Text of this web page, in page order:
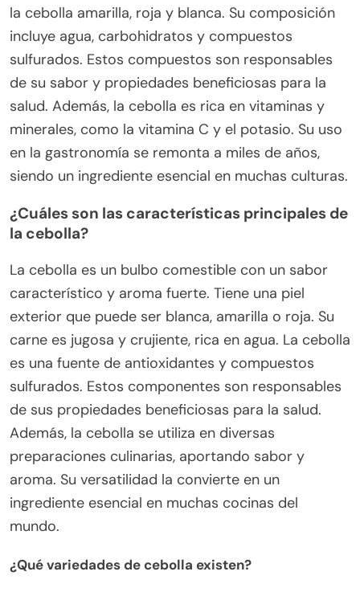
la cebolla amarilla, roja y blanca. Su composición
incluye agua, carbohidratos y compuestos
sulfurados. Estos compuestos son responsables
de su sabor y propiedades beneficiosas para la
salud. Además, la cebolla es rica en vitaminas y
minerales, como la vitamina C y el potasio. Su uso
en la gastronomía se remonta a miles de años,
siendo un ingrediente esencial en muchas culturas.
¿Cuáles son las características principales de
la cebolla?
La cebolla es un bulbo comestible con un sabor
característico y aroma fuerte. Tiene una piel
exterior que puede ser blanca, amarilla o roja. Su
carne es jugosa y crujiente, rica en agua. La cebolla
es una fuente de antioxidantes y compuestos
sulfurados. Estos componentes son responsables
de sus propiedades beneficiosas para la salud.
Además, la cebolla se utiliza en diversas
preparaciones culinarias, aportando sabor y
aroma. Su versatilidad la convierte en un
ingrediente esencial en muchas cocinas del
mundo.
¿Qué variedades de cebolla existen?